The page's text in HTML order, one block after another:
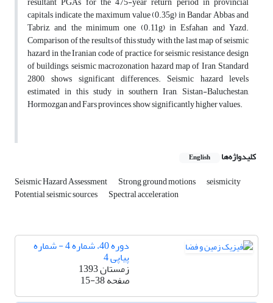
capitals indicate the maximum value (0.35g) in Bandar Abbas and
Tabriz, and the minimum one (0.11g) in Esfahan and Yazd.
Comparison of the results of this study with the last map of seismic
hazard in the Iranian code of practice for seismic resistance design
of buildings, seismic macrozonation hazard map of Iran, Standard
2800, shows significant differences. Seismic hazard levels
estimated in this study in southern Iran, Sistan-Baluchestan,
Hormozgan and Fars provinces, show significantly higher values.
کلیدواژه‌ها English
Seismic Hazard Assessment Strong ground motions seismicity
Potential seismic sources Spectral acceleration
دوره 40، شماره 4 - شماره
پیاپی 4
زمستان 1393
صفحه15-38